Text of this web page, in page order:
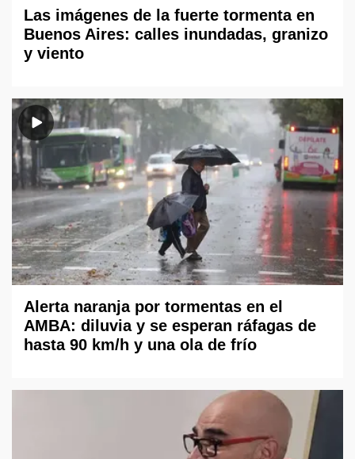
Las imágenes de la fuerte tormenta en
Buenos Aires: calles inundadas, granizo
y viento
Alerta naranja por tormentas en el
AMBA: diluvia y se esperan ráfagas de
hasta 90 km/h y una ola de frío